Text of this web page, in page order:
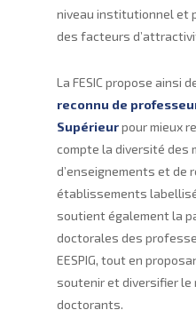
niveau institutionnel et
des facteurs
La FESIC propose ainsi
reconnu de
Supérieurpour mieux
compte la diversité des
d’enseignements et de
établissements
soutient également la
doctorales des
EESPIG, tout en
soutenir et diversifier le
doctorants.